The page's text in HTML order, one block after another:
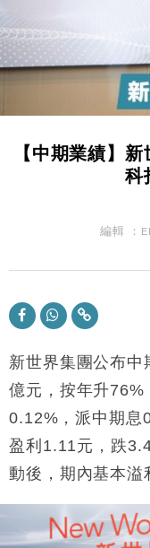
15:11
財經｜韓股
13:44
財經｜內地7
差達1125億
12:44
財經｜日本
11:12
國際｜特朗
財經｜SA售
財經｜華僑
47仙
17:33
及消費表現
損失近6900
16:05
財經｜日經
粦接任
15:11
財經｜韓股
財經｜內地7
差達1125億
【中期業績】
科
編輯 ：
新世界集團公布中
億元，按年升76%
0.12% ，派中期息
盈利 1.11元，跌
動後，期內基本溢